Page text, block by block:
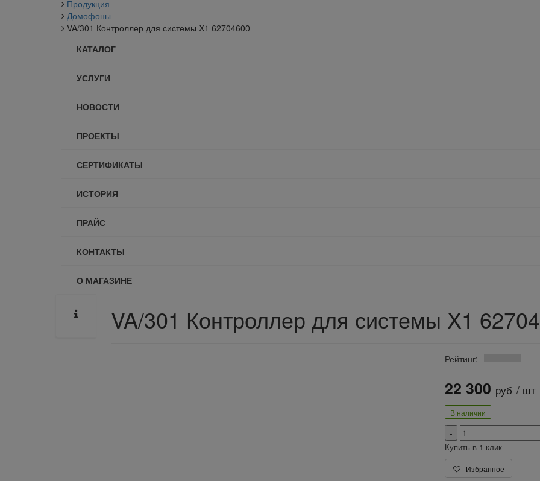
Продукция
Домофоны
VA/301 Контроллер для системы X1 62704600
КАТАЛОГ
УСЛУГИ
НОВОСТИ
ПРОЕКТЫ
СЕРТИФИКАТЫ
ИСТОРИЯ
ПРАЙС
КОНТАКТЫ
О МАГАЗИНЕ
VA/301 Контроллер для системы X1
Рейтинг:
22 300 руб / шт
В наличии
Купить в 1 клик
Избранное